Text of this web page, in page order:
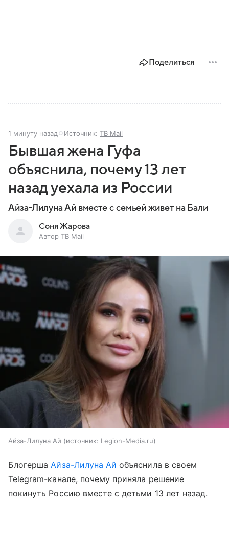
Поделиться
1 минуту назад Источник: ТВ Mail
Бывшая жена Гуфа
объяснила, почему 13 лет
назад уехала из России
Айза-Лилуна Ай вместе с семьей живет на Бали
Соня Жарова
Автор ТВ Mail
Айза-Лилуна Ай источник: Legion-Media.ru
Блогерша Айза-Лилуна Ай объяснила в своем
Telegram-канале, почему приняла решение
покинуть Россию вместе с детьми 13 лет назад.